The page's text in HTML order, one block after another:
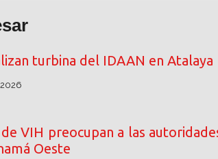
turbina del IDAAN en Atalaya
VIH preocupan a las
Oeste